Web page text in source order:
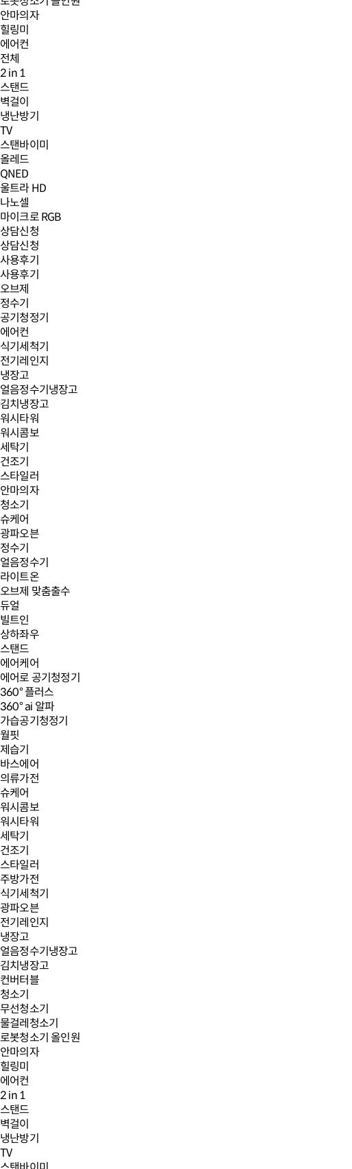
안마의자
힐링미
에어컨
전체
2 in 1
스탠드
벽걸이
냉난방기
TV
스탠바이미
올레드
QNED
울트라 HD
나노셀
마이크로 RGB
상담신청
상담신청
사용후기
사용후기
오브제
정수기
공기청정기
에어컨
식기세척기
전기레인지
냉장고
얼음정수기냉장고
김치냉장고
워시타워
워시콤보
세탁기
건조기
스타일러
안마의자
청소기
슈케어
광파오븐
정수기
얼음정수기
라이트온
오브제 맞춤출수
듀얼
빌트인
상하좌우
스탠드
에어케어
에어로 공기청정기
360° 플러스
360° ai 알파
가습공기청정기
월핏
제습기
바스에어
의류가전
슈케어
워시콤보
워시타워
세탁기
건조기
스타일러
주방가전
식기세척기
광파오븐
전기레인지
냉장고
얼음정수기냉장고
김치냉장고
컨버터블
청소기
무선청소기
물걸레청소기
로봇청소기 올인원
안마의자
힐링미
에어컨
2 in 1
스탠드
벽걸이
냉난방기
TV